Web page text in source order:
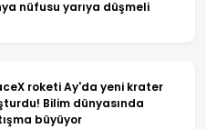
nüfusu yarıya düşmeli
roketi Ay'da yeni krater
Bilim dünyasında
büyüyor